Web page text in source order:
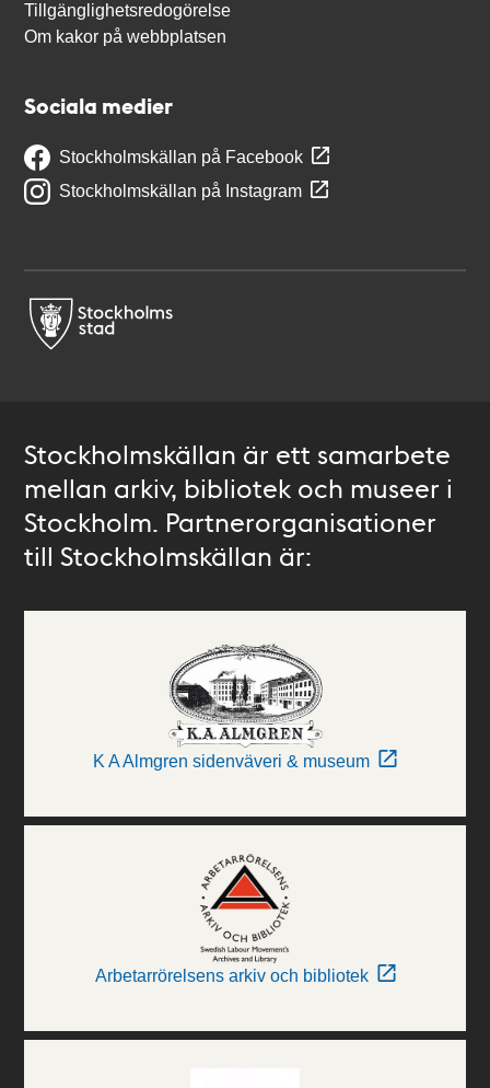
Tillgänglighetsredogörelse
Om kakor på webbplatsen
Sociala medier
Stockholmskällan på Facebook
Stockholmskällan på Instagram
Stockholmskällan är ett samarbete
mellan arkiv, bibliotek och museer i
Stockholm. Partnerorganisationer
till Stockholmskällan är:
K A Almgren sidenväveri & museum
Arbetarrörelsens arkiv och bibliotek